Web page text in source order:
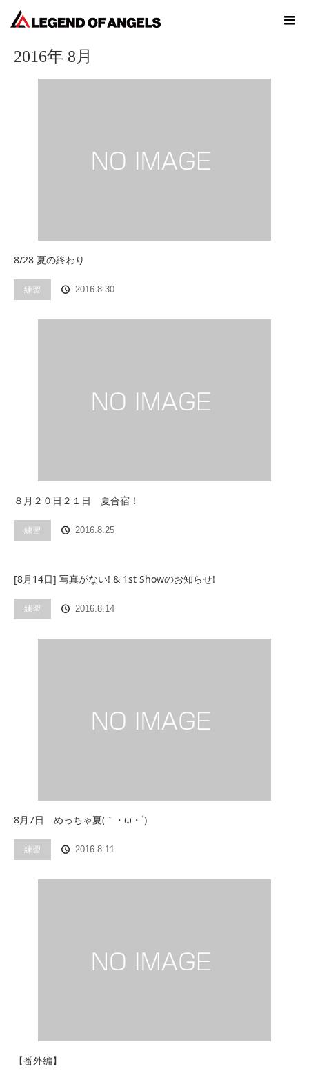
2016年 8月
2016年 8月
8/28 夏の終わり
練習 2016.8.30
８月２０日２１日 夏合宿！
練習 2016.8.25
[8月14日] 写真がない! & 1st Showのお知らせ!
練習 2016.8.14
8月7日 めっちゃ夏(｀・ω・´)
練習 2016.8.11
【番外編】